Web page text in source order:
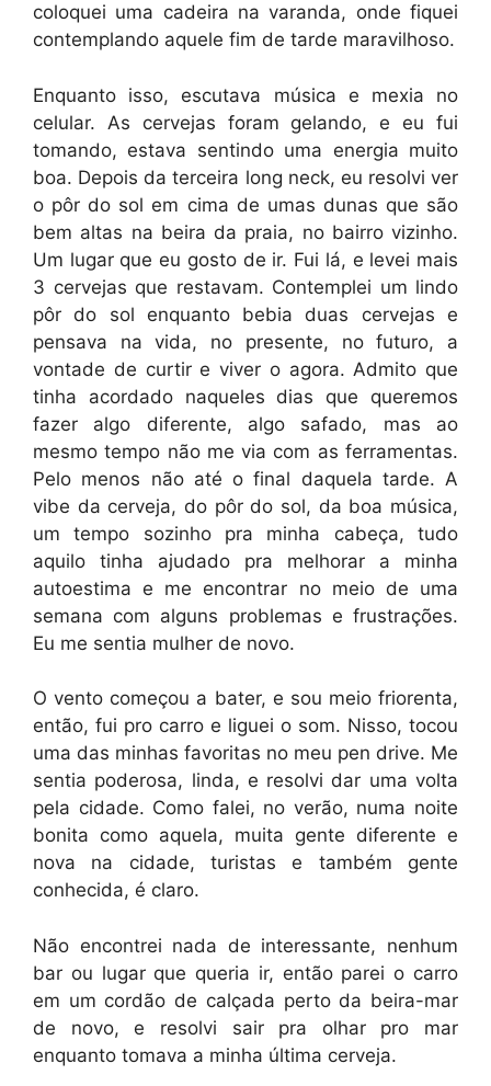
coloquei uma cadeira na varanda, onde fiquei
contemplando aquele fim de tarde maravilhoso.
Enquanto isso, escutava música e mexia no
celular. As cervejas foram gelando, e eu fui
tomando, estava sentindo uma energia muito
boa. Depois da terceira long neck, eu resolvi ver
o pôr do sol em cima de umas dunas que são
bem altas na beira da praia, no bairro vizinho.
Um lugar que eu gosto de ir. Fui lá, e levei mais
3 cervejas que restavam. Contemplei um lindo
pôr do sol enquanto bebia duas cervejas e
pensava na vida, no presente, no futuro, a
vontade de curtir e viver o agora. Admito que
tinha acordado naqueles dias que queremos
fazer algo diferente, algo safado, mas ao
mesmo tempo não me via com as ferramentas.
Pelo menos não até o final daquela tarde. A
vibe da cerveja, do pôr do sol, da boa música,
um tempo sozinho pra minha cabeça, tudo
aquilo tinha ajudado pra melhorar a minha
autoestima e me encontrar no meio de uma
semana com alguns problemas e frustrações.
Eu me sentia mulher de novo.
O vento começou a bater, e sou meio friorenta,
então, fui pro carro e liguei o som. Nisso, tocou
uma das minhas favoritas no meu pen drive. Me
sentia poderosa, linda, e resolvi dar uma volta
pela cidade. Como falei, no verão, numa noite
bonita como aquela, muita gente diferente e
nova na cidade, turistas e também gente
conhecida, é claro.
Não encontrei nada de interessante, nenhum
bar ou lugar que queria ir, então parei o carro
em um cordão de calçada perto da beira-mar
de novo, e resolvi sair pra olhar pro mar
enquanto tomava a minha última cerveja.